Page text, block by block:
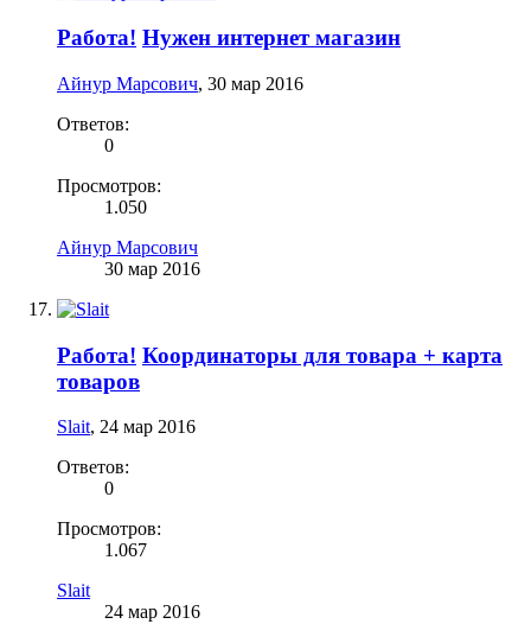
Работа! Нужен интернет магазин
Айнур Марсович, 30 мар 2016
Ответов:
0
Просмотров:
1.050
Айнур Марсович
30 мар 2016
Работа! Координаторы для товара + карта
товаров
Slait, 24 мар 2016
Ответов:
0
Просмотров:
1.067
Slait
24 мар 2016